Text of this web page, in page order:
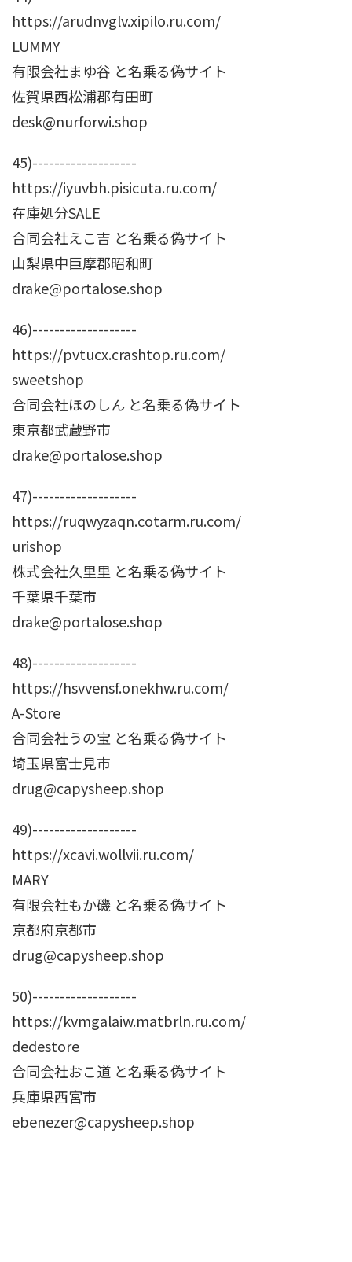
https://arudnvglv.xipilo.ru.com/
LUMMY
有限会社まゆ谷 と名乗る偽サイト
佐賀県西松浦郡有田町
desk@nurforwi.shop
45)-------------------
https://iyuvbh.pisicuta.ru.com/
在庫処分SALE
合同会社えこ吉 と名乗る偽サイト
山梨県中巨摩郡昭和町
drake@portalose.shop
46)-------------------
https://pvtucx.crashtop.ru.com/
sweetshop
合同会社ほのしん と名乗る偽サイト
東京都武蔵野市
drake@portalose.shop
47)-------------------
https://ruqwyzaqn.cotarm.ru.com/
urishop
株式会社久里里 と名乗る偽サイト
千葉県千葉市
drake@portalose.shop
48)-------------------
https://hsvvensf.onekhw.ru.com/
A-Store
合同会社うの宝 と名乗る偽サイト
埼玉県富士見市
drug@capysheep.shop
49)-------------------
https://xcavi.wollvii.ru.com/
MARY
有限会社もか磯 と名乗る偽サイト
京都府京都市
drug@capysheep.shop
50)-------------------
https://kvmgalaiw.matbrln.ru.com/
dedestore
合同会社おこ道 と名乗る偽サイト
兵庫県西宮市
ebenezer@capysheep.shop